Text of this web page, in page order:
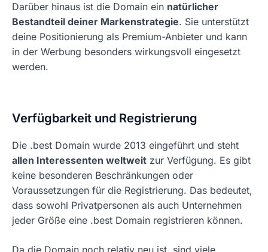
Darüber hinaus ist die Domain ein natürlicher
Bestandteil deiner Markenstrategie. Sie unterstützt
deine Positionierung als Premium-Anbieter und kann
in der Werbung besonders wirkungsvoll eingesetzt
werden.
Verfügbarkeit und Registrierung
Die .best Domain wurde 2013 eingeführt und steht
allen Interessenten weltweit zur Verfügung. Es gibt
keine besonderen Beschränkungen oder
Voraussetzungen für die Registrierung. Das bedeutet,
dass sowohl Privatpersonen als auch Unternehmen
jeder Größe eine .best Domain registrieren können.
Da die Domain noch relativ neu ist, sind viele